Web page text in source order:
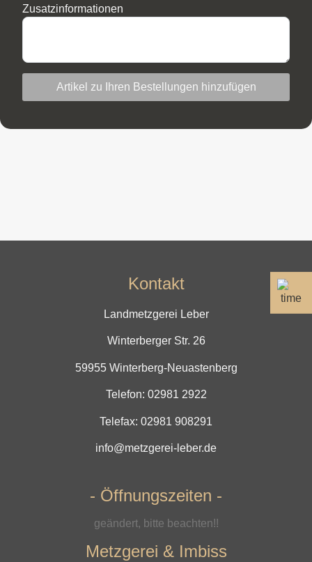
Zusatzinformationen
Artikel zu Ihren Bestellungen hinzufügen
Kontakt
Landmetzgerei Leber
Winterberger Str. 26
59955 Winterberg-Neuastenberg
Telefon: 02981 2922
Telefax: 02981 908291
info@metzgerei-leber.de
- Öffnungszeiten -
geändert, bitte beachten!!
Metzgerei & Imbiss